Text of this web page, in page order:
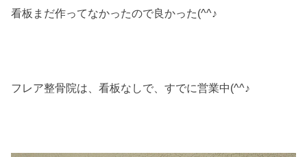
看板まだ作ってなかったので良かった(^^♪
フレア整骨院は、看板なしで、すでに営業中(^^♪